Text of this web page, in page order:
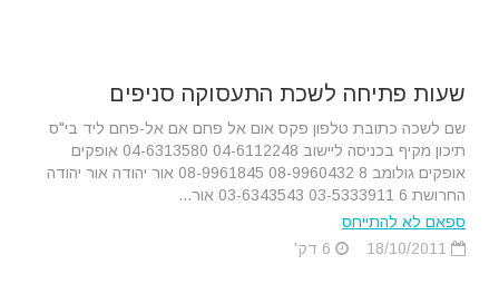
שעות פתיחה לשכת התעסוקה סניפים
שם לשכה כתובת טלפון פקס אום אל פחם אם אל-פחם ליד בי"ס
תיכון מקיף בכניסה ליישוב 04-6112248 04-6313580 אופקים
אופקים גולומב 8 08-9960432 08-9961845 אור יהודה אור יהודה
החרושת 6 03-5333911 03-6343543 אור...
ספאם לא להתייחס